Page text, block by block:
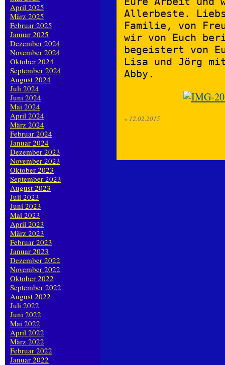
Allerbeste.
Familie, von
wir von Euch
begeistert von
Lisa und Jörg
Abby.
« 12.02.2015
April 2025
März 2025
Februar 2025
Januar 2025
Dezember 2024
November 2024
Oktober 2024
September 2024
August 2024
Juli 2024
Juni 2024
Mai 2024
April 2024
März 2024
Februar 2024
Januar 2024
Dezember 2023
November 2023
Oktober 2023
September 2023
August 2023
Juli 2023
Juni 2023
Mai 2023
April 2023
März 2023
Februar 2023
Januar 2023
Dezember 2022
November 2022
Oktober 2022
September 2022
August 2022
Juli 2022
Juni 2022
Mai 2022
April 2022
März 2022
Februar 2022
Januar 2022